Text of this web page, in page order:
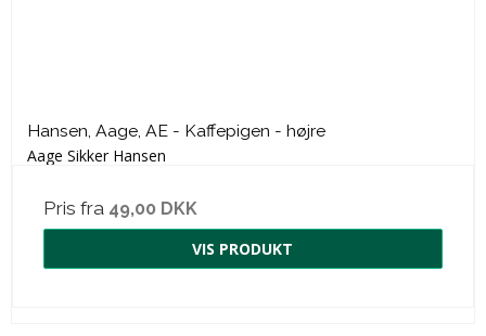
Hansen, Aage, AE - Kaffepigen - højre
Aage Sikker Hansen
Pris fra 49,00 DKK
VIS PRODUKT